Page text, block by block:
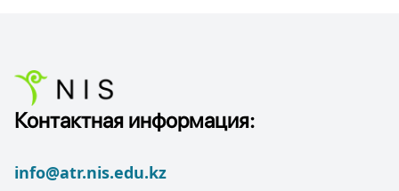
Контактная информация:
info@atr.nis.edu.kz